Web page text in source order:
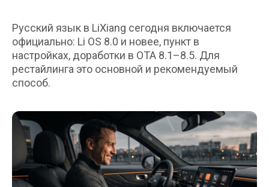
Русский язык в LiXiang сегодня включается
официально: Li OS 8.0 и новее, пункт в
настройках, доработки в OTA 8.1–8.5. Для
рестайлинга это основной и рекомендуемый
способ.
Уфа, 50 лет СССР ул., 39к11
+7 996 299 69 39
График работы
Пн-Вс: 10-00 – 20-00